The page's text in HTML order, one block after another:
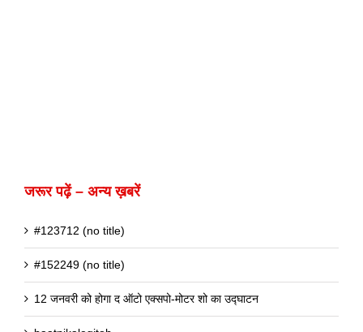
जरूर पढ़ें – अन्य ख़बरें
#123712 (no title)
#152249 (no title)
12 जनवरी को होगा द ऑटो एक्सपो-मोटर शो का उद्घाटन